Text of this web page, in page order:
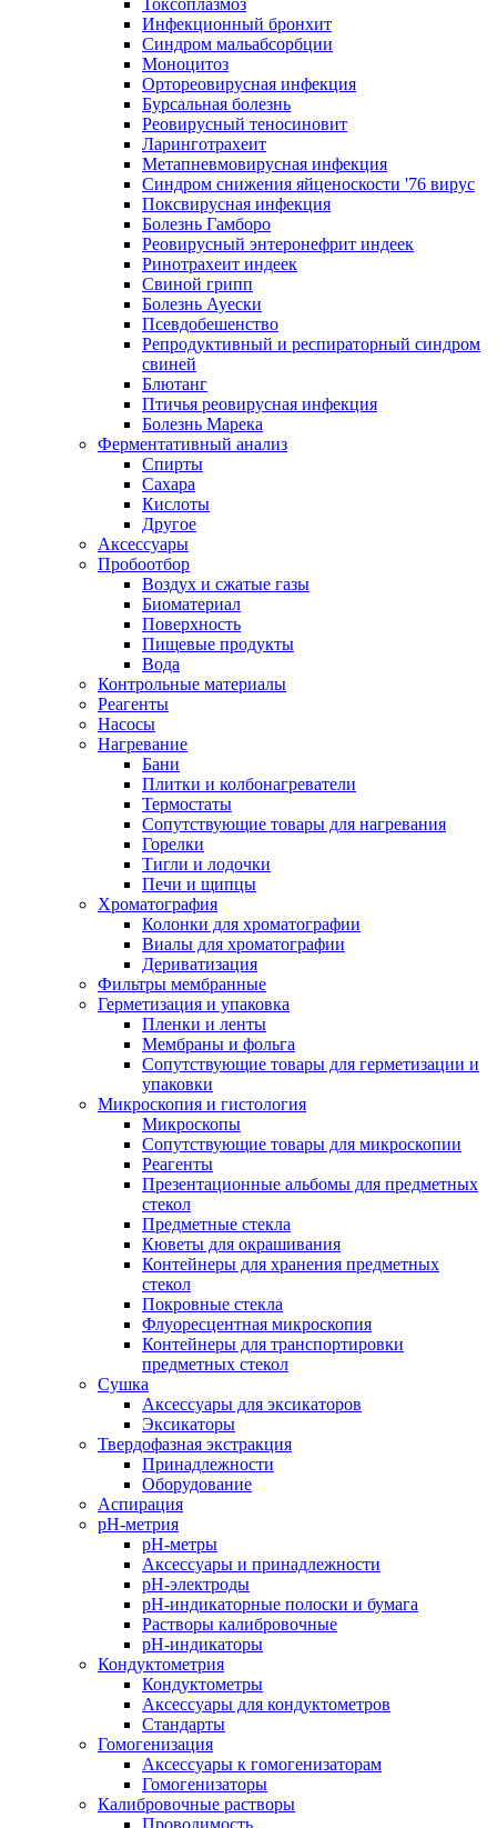
Токсоплазмоз
Инфекционный бронхит
Синдром мальабсорбции
Моноцитоз
Ортореовирусная инфекция
Бурсальная болезнь
Реовирусный теносиновит
Ларинготрахеит
Метапневмовирусная инфекция
Синдром снижения яйценоскости '76 вирус
Поксвирусная инфекция
Болезнь Гамборо
Реовирусный энтеронефрит индеек
Ринотрахеит индеек
Свиной грипп
Болезнь Ауески
Псевдобешенство
Репродуктивный и респираторный синдром
свиней
Блютанг
Птичья реовирусная инфекция
Болезнь Марека
Ферментативный анализ
Спирты
Сахара
Кислоты
Другое
Аксессуары
Пробоотбор
Воздух и сжатые газы
Биоматериал
Поверхность
Пищевые продукты
Вода
Контрольные материалы
Реагенты
Насосы
Нагревание
Бани
Плитки и колбонагреватели
Термостаты
Сопутствующие товары для нагревания
Горелки
Тигли и лодочки
Печи и щипцы
Хроматография
Колонки для хроматографии
Виалы для хроматографии
Дериватизация
Фильтры мембранные
Герметизация и упаковка
Пленки и ленты
Мембраны и фольга
Сопутствующие товары для герметизации и
упаковки
Микроскопия и гистология
Микроскопы
Сопутствующие товары для микроскопии
Реагенты
Презентационные альбомы для предметных
стекол
Предметные стекла
Кюветы для окрашивания
Контейнеры для хранения предметных
стекол
Покровные стекла
Флуоресцентная микроскопия
Контейнеры для транспортировки
предметных стекол
Сушка
Аксессуары для эксикаторов
Эксикаторы
Твердофазная экстракция
Принадлежности
Оборудование
Аспирация
pH-метрия
pH-метры
Аксессуары и принадлежности
pH-электроды
pH-индикаторные полоски и бумага
Растворы калибровочные
pH-индикаторы
Кондуктометрия
Кондуктометры
Аксессуары для кондуктометров
Стандарты
Гомогенизация
Аксессуары к гомогенизаторам
Гомогенизаторы
Калибровочные растворы
Проводимость